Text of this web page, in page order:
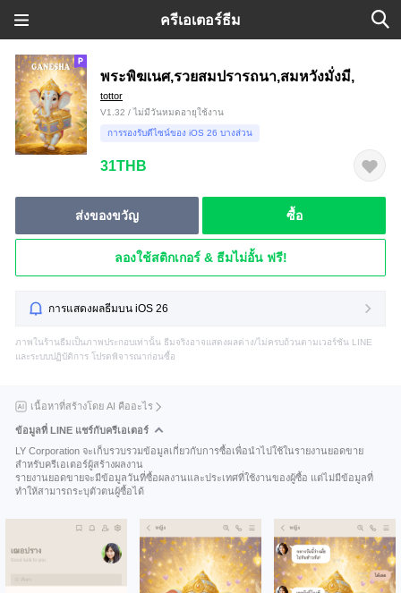
ครีเอเตอร์ธีม
พระพิฆเนศ,รวยสมปรารถนา,สมหวังมั่งมี,
tottor
V1.32 / ไม่มีวันหมดอายุใช้งาน
การรองรับดีไซน์ของ iOS 26 บางส่วน
31THB
ส่งของขวัญ ซื้อ
ลองใช้สติกเกอร์ & ธีมไม่อั้น ฟรี!
การแสดงผลธีมบน iOS 26
ภาพในร้านธีมเป็นภาพประกอบเท่านั้น ธีมจริงอาจแสดงผลต่าง/ไม่ครบถ้วนตามเวอร์ชัน LINE
และระบบปฏิบัติการ โปรดพิจารณาก่อนซื้อ
เนื้อหาที่สร้างโดย AI คืออะไร
ข้อมูลที่ LINE แชร์กับครีเอเตอร์
LY Corporation จะเก็บรวบรวมข้อมูลเกี่ยวกับการซื้อเพื่อนำไปใช้ในรายงานยอดขาย
สำหรับครีเอเตอร์ผู้สร้างผลงาน
รายงานยอดขายจะมีข้อมูลวันที่ซื้อผลงานและประเทศที่ใช้งานของผู้ซื้อ แต่ไม่มีข้อมูลที่
ทำให้สามารถระบุตัวตนผู้ซื้อได้